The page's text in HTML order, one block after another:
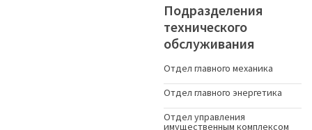
Подразделения
технического
обслуживания
Отдел главного механика
Отдел главного энергетика
Отдел управления
имущественным комплексом